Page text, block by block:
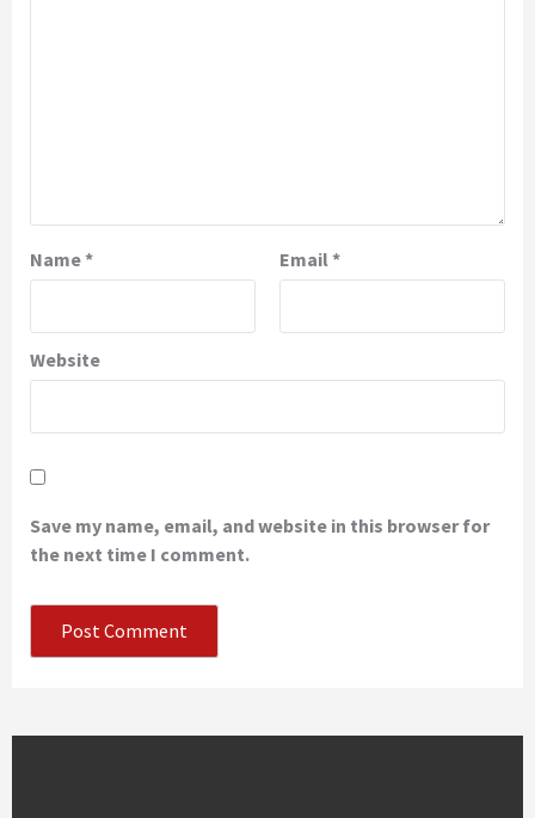
Name* Email *
Website
Save my name, email, and website in this browser for
the next time I comment.